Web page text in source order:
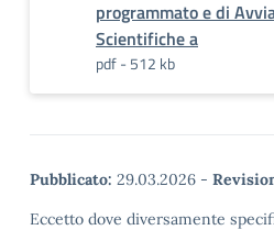
programmato e di
Scientifiche a
pdf - 512 kb
Pubblicato: 29.03.2026 -
Eccetto dove diversamente